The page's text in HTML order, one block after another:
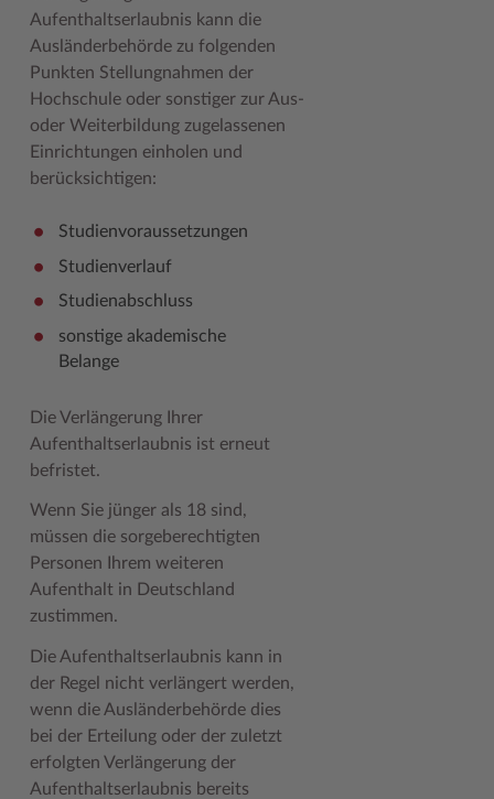
Woche der Seelischen Gesundheit
#MeinStormarn
Karrieretag
Zahlen, Daten, Fakten
Aufenthaltserlaubnis kann die
Ausländerbehörde zu folgenden
Punkten Stellungnahmen der
Hochschule oder sonstiger zur Aus-
oder Weiterbildung zugelassenen
Einrichtungen einholen und
berücksichtigen:
Studienvoraussetzungen
Studienverlauf
Studienabschluss
sonstige akademische
Belange
Die Verlängerung Ihrer
Aufenthaltserlaubnis ist erneut
befristet.
Wenn Sie jünger als 18 sind,
müssen die sorgeberechtigten
Personen Ihrem weiteren
Aufenthalt in Deutschland
zustimmen.
Die Aufenthaltserlaubnis kann in
der Regel nicht verlängert werden,
wenn die Ausländerbehörde dies
bei der Erteilung oder der zuletzt
erfolgten Verlängerung der
Aufenthaltserlaubnis bereits